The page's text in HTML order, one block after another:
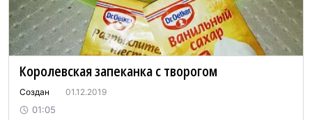
Королевская запеканка с творогом
Создан 01.12.2019
01:05